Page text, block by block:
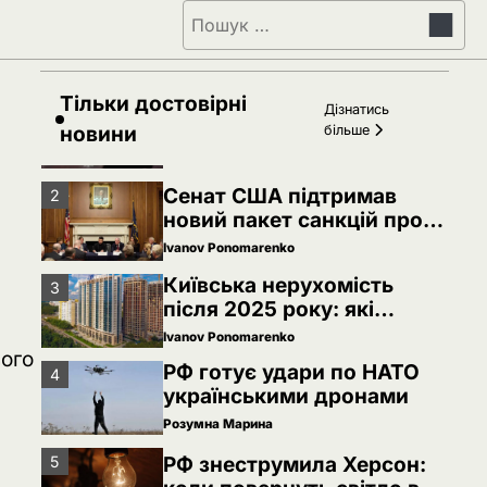
Пошук:
Тільки достовірні
новини
Дізнатись
більше
РФ знеструмила Херсон:
коли повернуть світло в
оселі
Невідомі безпілотники
помітили над військовою
2
Сенат США підтримав
новий пакет санкцій проти
Росії: що буде далі
Ivanov Ponomarenko
3
Київська нерухомість
після 2025 року: які
проєкти формують новий
вигляд столиці
Ivanov Ponomarenko
4
РФ готує удари по НАТО
українськими дронами
Розумна Марина
5
РФ знеструмила Херсон: